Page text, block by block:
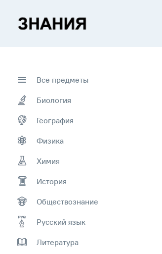
Все предметы
Биология
География
Физика
Химия
История
Обществознание
Русский язык
Литература